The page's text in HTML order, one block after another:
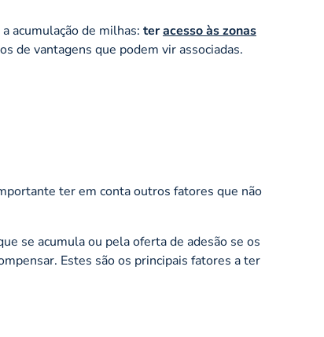
acumulação de milhas: teracesso às zonas
de vantagens que podem vir associadas.
ter em conta outros fatores que não
se acumula ou pela oferta de adesão se os
Estes são os principais fatores a ter